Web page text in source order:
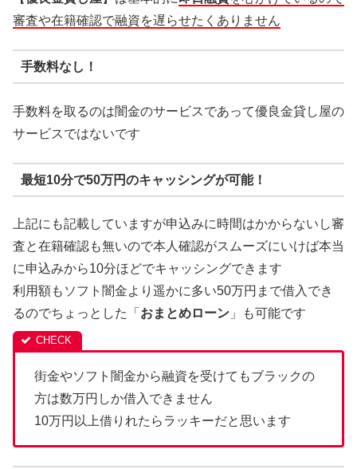
審査や在籍確認で融資を遅らせたくありません
手数料なし！
手数料を取るのは闇金のサービスであって優良金貸し屋の
サービスではないです
最短10分で50万円のキャッシングが可能！
上記にも記載していますが申込みに時間はかからないし審
査と在籍確認も無いので本人確認がスムーズにいけば本当
に申込みから10分ほどでキャッシングできます
利用額もソフト闇金より遥かに多い50万円まで借入でき
るのでちょっとした「 おまとめローン 」も可能です
街金やソフト闇金から融資を受けてもブラックの
方は数万円しか借入できません
10万円以上借りれたらラッキーだと思います